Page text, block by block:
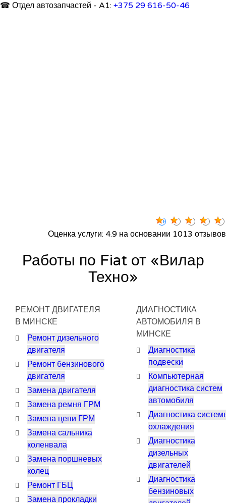
☎ Отдел автозапчастей - A1: +375 29 616-50-46
Оценка услуги: 4.9 на основании 1013 отзывов
Работы по Fiat от «Вилар
Техно»
РЕМОНТ ДВИГАТЕЛЯ
В МИНСКЕ
Ремонт дизельного
двигателя
Ремонт бензинового
двигателя
Замена двигателя
Замена ремня ГРМ
Замена цепи ГРМ
Замена сальника
коленвала
Замена поршневых
колец
Ремонт ГБЦ
Замена прокладки
ДИАГНОСТИКА
АВТОМОБИЛЯ В
МИНСКЕ
Диагностика
подвески
Компьютерная
диагностика систем
автомобиля
Диагностика
охлаждения
Диагностика
дизельных
двигателей
Диагностика
бензиновых